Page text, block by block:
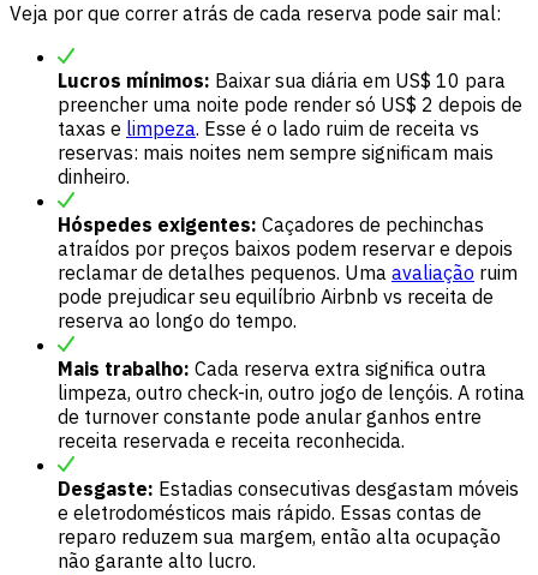
Veja por que correr atrás de cada reserva pode sair mal:
Lucros mínimos: Baixar sua diária em US$ 10 para
preencher uma noite pode render só US$ 2 depois de
taxas e limpeza. Esse é o lado ruim de receita vs
reservas: mais noites nem sempre significam mais
dinheiro.
Hóspedes exigentes: Caçadores de pechinchas
atraídos por preços baixos podem reservar e depois
reclamar de detalhes pequenos. Uma avaliação ruim
pode prejudicar seu equilíbrio Airbnb vs receita de
reserva ao longo do tempo.
Mais trabalho: Cada reserva extra significa outra
limpeza, outro check-in, outro jogo de lençóis. A rotina
de turnover constante pode anular ganhos entre
receita reservada e receita reconhecida.
Desgaste: Estadias consecutivas desgastam móveis
e eletrodomésticos mais rápido. Essas contas de
reparo reduzem sua margem, então alta ocupação
não garante alto lucro.